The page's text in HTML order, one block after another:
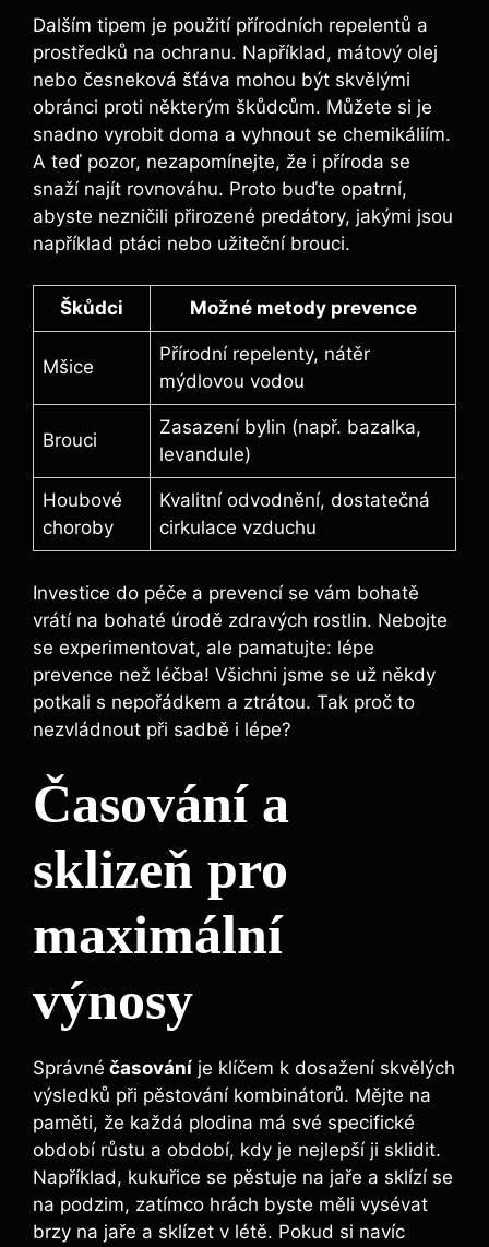
Dalším tipem je použití přírodních repelentů a
prostředků na ochranu. Například, mátový olej
nebo česneková šťáva mohou být skvělými
obránci proti některým škůdcům. Můžete si je
snadno vyrobit doma a vyhnout se chemikáliím.
A teď pozor, nezapomínejte, že i příroda se
snaží najít rovnováhu. Proto buďte opatrní,
abyste nezničili přirozené predátory, jakými jsou
například ptáci nebo užiteční brouci.
Škůdci Možné metody prevence
Mšice
Přírodní repelenty, nátěr
mýdlovou vodou
Brouci
Zasazení bylin (např. bazalka,
levandule)
Houbové
choroby
Kvalitní odvodnění, dostatečná
cirkulace vzduchu
Investice do péče a prevencí se vám bohatě
vrátí na bohaté úrodě zdravých rostlin. Nebojte
se experimentovat, ale pamatujte: lépe
prevence než léčba! Všichni jsme se už někdy
potkali s nepořádkem a ztrátou. Tak proč to
nezvládnout při sadbě i lépe?
Časování a
sklizeň pro
maximální
výnosy
Správné časování je klíčem k dosažení skvělých
výsledků při pěstování kombinátorů. Mějte na
paměti, že každá plodina má své specifické
období růstu a období, kdy je nejlepší ji sklidit.
Například, kukuřice se pěstuje na jaře a sklízí se
na podzim, zatímco hrách byste měli vysévat
brzy na jaře a sklízet v létě. Pokud si navíc